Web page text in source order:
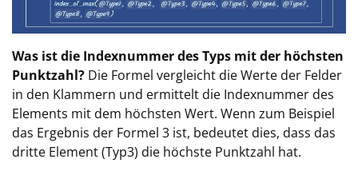
Was ist die Indexnummer des Typs mit der höchsten
Punktzahl? Die Formel vergleicht die Werte der Felder
in den Klammern und ermittelt die Indexnummer des
Elements mit dem höchsten Wert. Wenn zum Beispiel
das Ergebnis der Formel 3 ist, bedeutet dies, dass das
dritte Element (Typ3) die höchste Punktzahl hat.